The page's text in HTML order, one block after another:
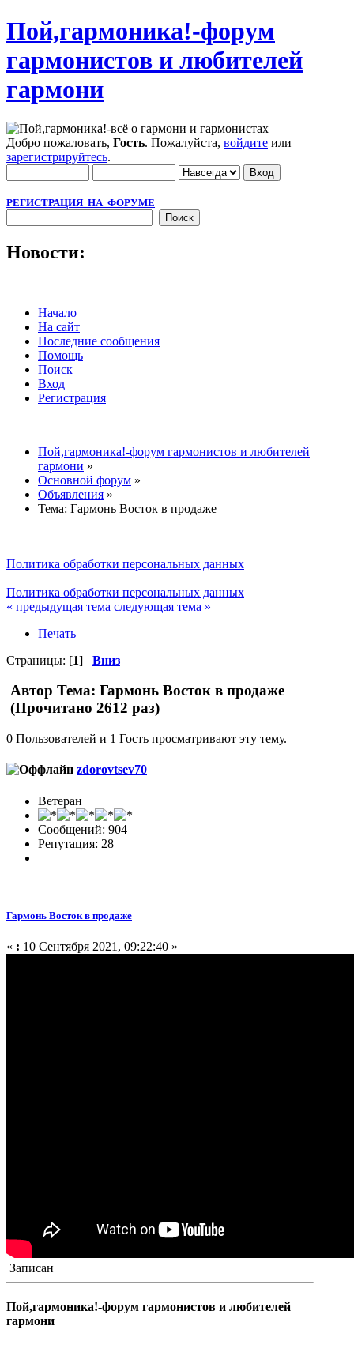
Пой,гармоника!-форум
гармонистов и любителей
гармони
Добро пожаловать, Гость. Пожалуйста, войдите или
зарегистрируйтесь.
РЕГИСТРАЦИЯ НА ФОРУМЕ
Новости:
Начало
На сайт
Последние сообщения
Помощь
Поиск
Вход
Регистрация
Пой,гармоника!-форум гармонистов и любителей
гармони »
Основной форум »
Объявления »
Тема: Гармонь Восток в продаже
Политика обработки персональных данных
Политика обработки персональных данных
« предыдущая тема следующая тема »
Печать
Страницы: [1] Вниз
Автор Тема: Гармонь Восток в продаже
(Прочитано 2612 раз)
0 Пользователей и 1 Гость просматривают эту тему.
zdorovtsev70
Ветеран
Сообщений: 904
Репутация: 28
Гармонь Восток в продаже
« : 10 Сентября 2021, 09:22:40 »
Записан
Пой,гармоника!-форум гармонистов и любителей
гармони